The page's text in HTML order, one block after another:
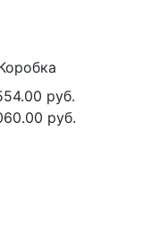
руб.
руб.